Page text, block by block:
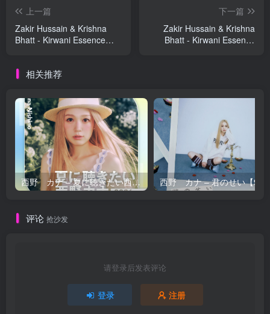
上一篇
Zakir Hussain & Krishna
Bhatt - Kirwani Essence
下一篇
Zakir Hussain & Krishna
Bhatt - Kirwani Essence
相关推荐
西野 カナ – 夏に聴きたい西野カナ2026【44.1kHz／16bit】日本区
评论 抢沙发
请登录后发表评论
登录 注册